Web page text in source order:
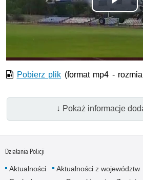
Pobierz plik (format mp4 -
↓ Pokaż informacje
Działania Policji
Aktualności Aktualności z województw